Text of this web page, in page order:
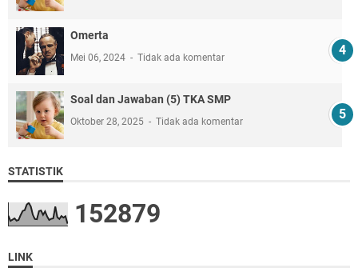
Omerta
Mei 06, 2024 Tidak ada komentar
Soal dan Jawaban (5) TKA SMP
Oktober 28, 2025 Tidak ada komentar
STATISTIK
152879
LINK